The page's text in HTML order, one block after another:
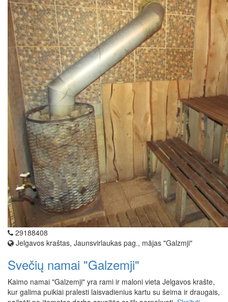
29188408
Jelgavos kraštas, Jaunsvirlaukas pag., mājas "Galzmji"
Svečių namai "Galzemji"
Kaimo namai "Galzemji" yra rami ir maloni vieta Jelgavos krašte,
kur galima puikiai pralesti laisvadienius kartu su šeima ir draugais,